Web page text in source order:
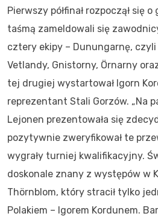
Pierwszy półfinał rozpoczął się
taśmą zameldowali się
cztery ekipy – Dunungarnę,
Vetlandy, Gnistorny, Örnarny
tej drugiej wystartował Igorn
reprezentant Stali Gorzów. „Na
Lejonen prezentowała się
pozytywnie zweryfikował te
wygrały turniej kwalifikacyjny.
doskonale znany z występów w
Thörnblom, który stracił tylko
Polakiem – Igorem Kordunem.